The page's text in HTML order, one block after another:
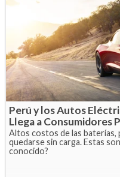
Perú y los Autos
Llega a Consumidores
Altos costos de las baterías,
quedarse sin carga. Estas
conocido?